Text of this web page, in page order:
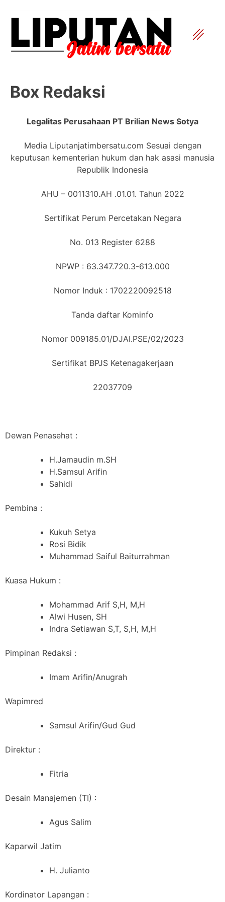
Box Redaksi
Legalitas Perusahaan PT Brilian News Sotya
Media Liputanjatimbersatu.com Sesuai dengan
keputusan kementerian hukum dan hak asasi manusia
Republik Indonesia
AHU – 0011310.AH .01.01. Tahun 2022
Sertifikat Perum Percetakan Negara
No. 013 Register 6288
NPWP : 63.347.720.3-613.000
Nomor Induk : 1702220092518
Tanda daftar Kominfo
Nomor 009185.01/DJAI.PSE/02/2023
Sertifikat BPJS Ketenagakerjaan
22037709
Dewan Penasehat :
H.Jamaudin m.SH
H.Samsul Arifin
Sahidi
Pembina :
Kukuh Setya
Rosi Bidik
Muhammad Saiful Baiturrahman
Kuasa Hukum :
Mohammad Arif S,H, M,H
Alwi Husen, SH
Indra Setiawan S,T, S,H, M,H
Pimpinan Redaksi :
Imam Arifin/Anugrah
Wapimred
Samsul Arifin/Gud Gud
Direktur :
Fitria
Desain Manajemen (TI) :
Agus Salim
Kaparwil Jatim
H. Julianto
Kordinator Lapangan :